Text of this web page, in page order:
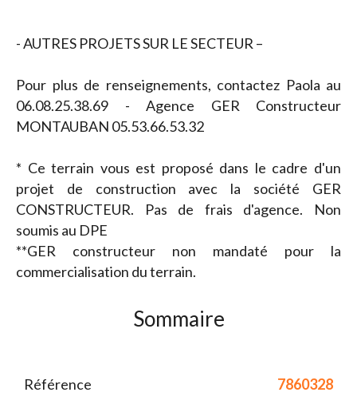
- AUTRES PROJETS SUR LE SECTEUR –
Pour plus de renseignements, contactez Paola au
06.08.25.38.69 - Agence GER Constructeur
MONTAUBAN 05.53.66.53.32
* Ce terrain vous est proposé dans le cadre d'un
projet de construction avec la société GER
CONSTRUCTEUR. Pas de frais d'agence. Non
soumis au DPE
**GER constructeur non mandaté pour la
commercialisation du terrain.
Sommaire
Référence 7860328